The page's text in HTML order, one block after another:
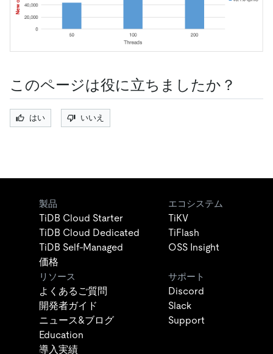
このページは役に立ちましたか？
はい いいえ
製品
TiDB Cloud Starter
TiDB Cloud Dedicated
TiDB Self-Managed
価格
エコシステム
TiKV
TiFlash
OSS Insight
リソース
よくあるご質問
開発者ガイド
ニュース&ブログ
Education
導入実績
サポート
Discord
Slack
Support